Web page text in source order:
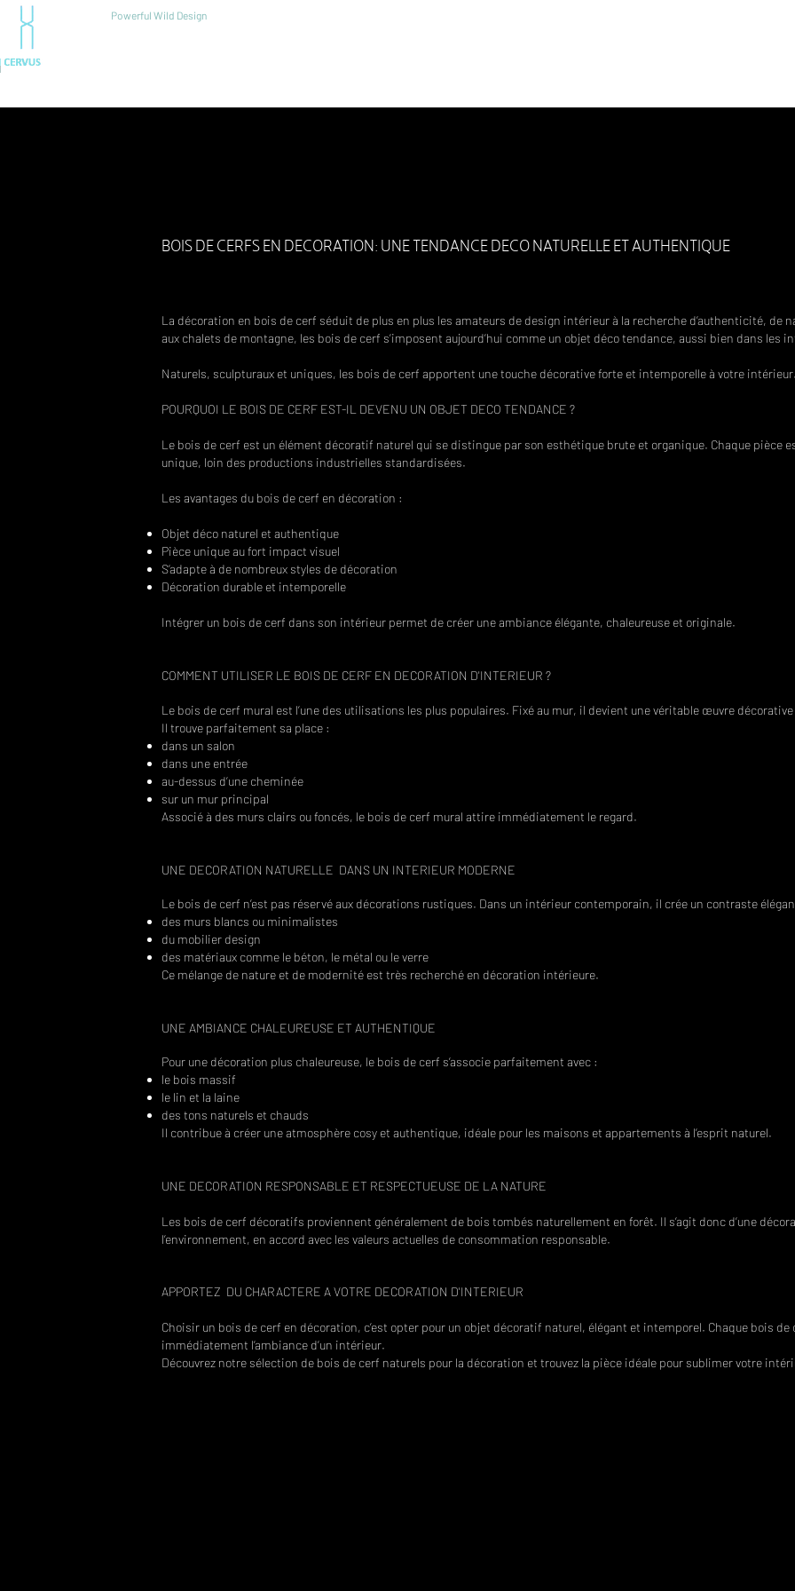
Powerful Wild Design
BOIS DE CERFS EN DECORATION: UNE TENDANCE DECO NATURELLE ET AUTHENTIQUE
La décoration en bois de cerf séduit de plus en plus les amateurs de design intérieur à la recherche d’authenticité, de
aux chalets de montagne, les bois de cerf s’imposent aujourd’hui comme un objet déco tendance, aussi bien dans les
Naturels, sculpturaux et uniques, les bois de cerf apportent une touche décorative forte et intemporelle à votre intérieur.
POURQUOI LE BOIS DE CERF EST-IL DEVENU UN OBJET DECO TENDANCE ?
Le bois de cerf est un élément décoratif naturel qui se distingue par son esthétique brute et organique. Chaque pièce
unique, loin des productions industrielles standardisées.
Les avantages du bois de cerf en décoration :
Objet déco naturel et authentique
Pièce unique au fort impact visuel
S’adapte à de nombreux styles de décoration
Décoration durable et intemporelle
Intégrer un bois de cerf dans son intérieur permet de créer une ambiance élégante, chaleureuse et originale.
COMMENT UTILISER LE BOIS DE CERF EN DECORATION D'INTERIEUR ?
Le bois de cerf mural est l’une des utilisations les plus populaires. Fixé au mur, il devient une véritable œuvre
Il trouve parfaitement sa place :
dans un salon
dans une entrée
au-dessus d’une cheminée
sur un mur principal
Associé à des murs clairs ou foncés, le bois de cerf mural attire immédiatement le regard.
UNE DECORATION NATURELLE DANS UN INTERIEUR MODERNE
Le bois de cerf n’est pas réservé aux décorations rustiques. Dans un intérieur contemporain, il crée un contraste
des murs blancs ou minimalistes
du mobilier design
des matériaux comme le béton, le métal ou le verre
Ce mélange de nature et de modernité est très recherché en décoration intérieure.
UNE AMBIANCE CHALEUREUSE ET AUTHENTIQUE
Pour une décoration plus chaleureuse, le bois de cerf s’associe parfaitement avec :
le bois massif
le lin et la laine
des tons naturels et chauds
Il contribue à créer une atmosphère cosy et authentique, idéale pour les maisons et appartements à l’esprit naturel.
UNE DECORATION RESPONSABLE ET RESPECTUEUSE DE LA NATURE
Les bois de cerf décoratifs proviennent généralement de bois tombés naturellement en forêt. Il s’agit donc d’une
l’environnement, en accord avec les valeurs actuelles de consommation responsable.
APPORTEZ DU CHARACTERE A VOTRE DECORATION D'INTERIEUR
Choisir un bois de cerf en décoration, c’est opter pour un objet décoratif naturel, élégant et intemporel. Chaque bois
immédiatement l’ambiance d’un intérieur.
Découvrez notre sélection de bois de cerf naturels pour la décoration et trouvez la pièce idéale pour sublimer votre